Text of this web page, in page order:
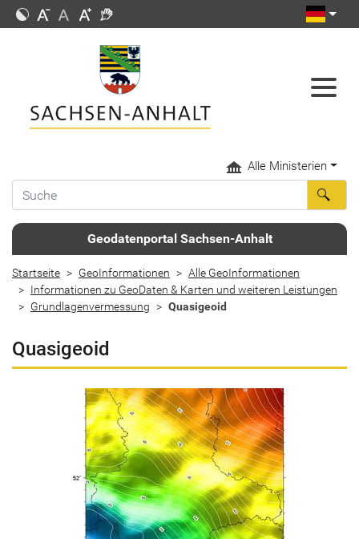
Alle Ministerien
Geodatenportal Sachsen-Anhalt
Startseite GeoInformationen
Alle GeoInformationen
Informationen zu GeoDaten & Karten und weiteren Leistungen
Grundlagenvermessung
Quasigeoid
Quasigeoid